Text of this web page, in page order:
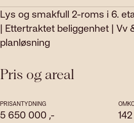
Lys og smakfull 2-roms i 6.
| Ettertraktet beliggenhet | Vv
planløsning
Pris og areal
PRISANTYDNING
5 650 000 ,-